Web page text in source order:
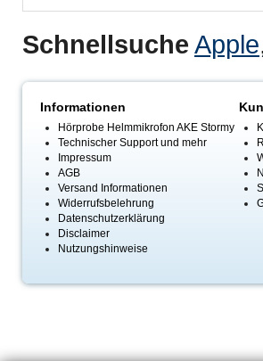
Schnellsuche Apple
Informationen
Hörprobe Helmmikrofon AKE Stormy
Technischer Support und mehr
Impressum
AGB
Versand Informationen
Widerrufsbelehrung
Datenschutzerklärung
Disclaimer
Nutzungshinweise